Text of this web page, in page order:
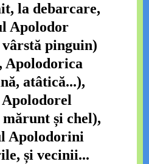
la debarcare,
Apolodor
pinguin)
Apolodorica
atâtică...),
și chel),
Apolodorini
și vecinii...